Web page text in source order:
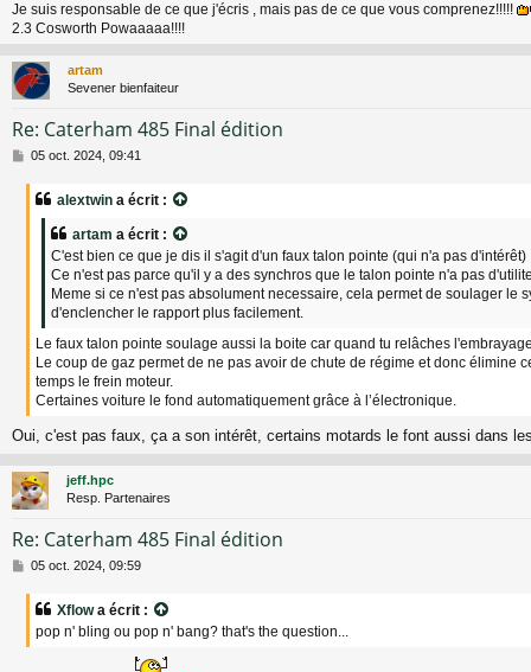
Je suis responsable de ce que j'écris , mais pas de ce que vous comprenez!!!!!
2.3 Cosworth Powaaaaa!!!!
artam
Sevener bienfaiteur
Re: Caterham 485 Final édition
M
05 oct. 2024, 09:41
alextwin a écrit :
artam a écrit :
C'est bien ce que je dis il s'agit d'un faux talon pointe (qui n'a pas d'intérêt)
Ce n'est pas parce qu'il y a des synchros que le talon pointe n'a pas
Meme si ce n'est pas absolument necessaire, cela permet de soulager le
d'enclencher le rapport plus facilement.
Le faux talon pointe soulage aussi la boite car quand tu relâches
Le coup de gaz permet de ne pas avoir de chute de régime et donc élimine
temps le frein moteur.
Certaines voiture le fond automatiquement grâce à l’électronique.
Oui, c'est pas faux, ça a son intérêt, certains motards le font aussi dans
jeff.hpc
Resp. Partenaires
Re: Caterham 485 Final édition
M
05 oct. 2024, 09:59
Xflowa écrit :
pop n' bling ou pop n' bang? that's the question...